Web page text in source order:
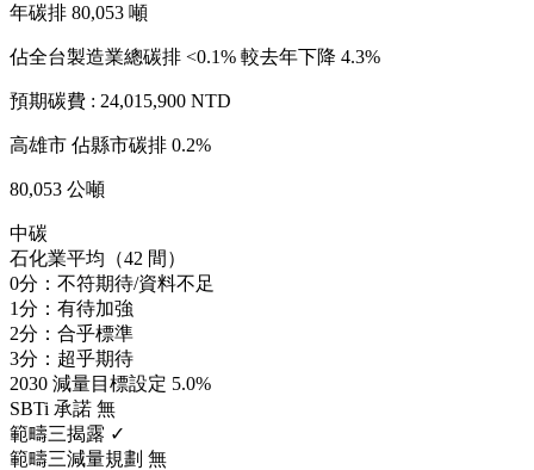
年碳排 80,053 噸
佔全台製造業總碳排 <0.1% 較去年下降 4.3%
預期碳費 : 24,015,900 NTD
高雄市 佔縣市碳排 0.2%
80,053 公噸
中碳
石化業平均（42 間）
0分：不符期待/資料不足
1分：有待加強
2分：合乎標準
3分：超乎期待
2030 減量目標設定 5.0%
SBTi 承諾 無
範疇三揭露 ✓
範疇三減量規劃 無